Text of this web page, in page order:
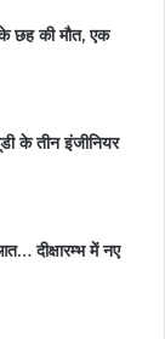
के छह की मौत, एक
के तीन इंजीनियर
दीक्षारम्भ में नए